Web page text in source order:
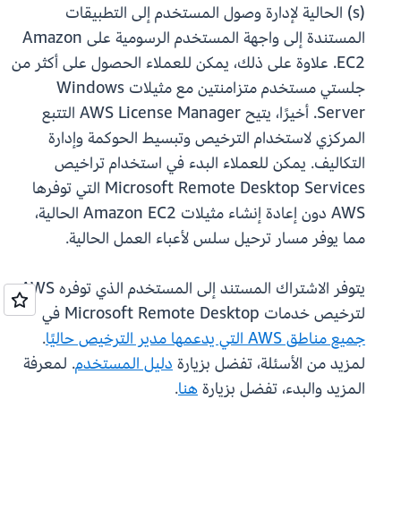
(s) الحالية لإدارة وصول المستخدم إلى التطبيقات
المستندة إلى واجهة المستخدم الرسومية على Amazon
EC2. علاوة على ذلك، يمكن للعملاء الحصول على أكثر من
جلستي مستخدم متزامنتين مع مثيلات Windows
Server. أخيرًا، يتيح AWS License Manager التتبع
المركزي لاستخدام الترخيص وتبسيط الحوكمة وإدارة
التكاليف. يمكن للعملاء البدء في استخدام تراخيص
Microsoft Remote Desktop Services التي توفرها
AWS دون إعادة إنشاء مثيلات Amazon EC2 الحالية،
مما يوفر مسار ترحيل سلس لأعباء العمل الحالية.
يتوفر الاشتراك المستند إلى المستخدم الذي توفره AWS
لترخيص خدمات Microsoft Remote Desktop في
جميع مناطق AWS التي يدعمها مدير الترخيص حاليًا
.
لمزيد من الأسئلة، تفضل بزيارةدليل المستخدم. لمعرفة
المزيد والبدء، تفضل بزيارةهنا.